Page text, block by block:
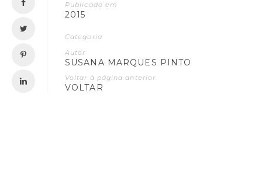
Publicado em
2015
Categoria
Autor
SUSANA MARQUES PINTO
Voltar à página anterior
VOLTAR